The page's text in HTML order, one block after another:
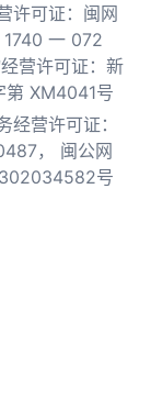
许可证：闽网
一 072
营许可证：新
第 XM4041号
经营许可证：
，
闽公网
号